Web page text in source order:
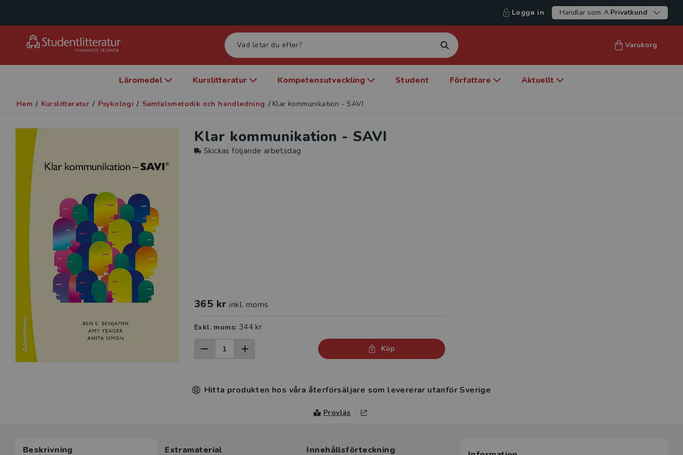
Logga in Handlar som: Privatkund
Varukorg
Läromedel Kurslitteratur Kompetensutveckling Student Författare Aktuellt
Hem / Kurslitteratur / Psykologi / Samtalsmetodik och handledning / Klar kommunikation - SAVI
Klar kommunikation - SAVI
Skickas följande arbetsdag
365 kr inkl. moms
Exkl. moms: 344 kr
Köp
Hitta produkten hos våra återförsäljare som levererar utanför Sverige
Provläs
Beskrivning Extramaterial Innehållsförteckning